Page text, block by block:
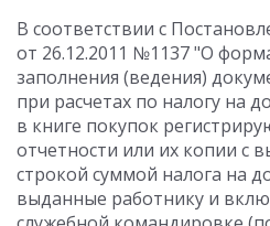
В соответствии с
от 26.12.2011 №1137 "О
заполнения (ведения)
при расчетах по налогу на
в книге покупок
отчетности или их копии с
строкой суммой налога на
выданные работнику и